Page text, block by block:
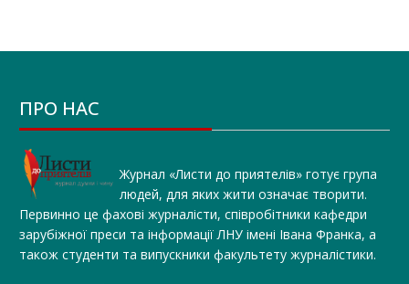
ПРО НАС
Журнал «Листи до приятелів» готує група
людей, для яких жити означає творити.
Первинно це фахові журналісти, співробітники кафедри
зарубіжної преси та інформації ЛНУ імені Івана Франка, а
також студенти та випускники факультету журналістики.